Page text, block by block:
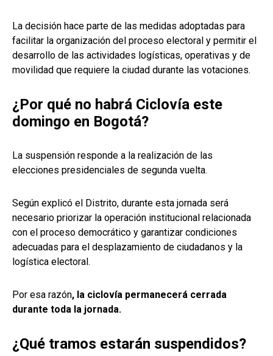
La decisión hace parte de las medidas adoptadas para
facilitar la organización del proceso electoral y permitir el
desarrollo de las actividades logísticas, operativas y de
movilidad que requiere la ciudad durante las votaciones.
¿Por qué no habrá Ciclovía este
domingo en Bogotá?
La suspensión responde a la realización de las
elecciones presidenciales de segunda vuelta.
Según explicó el Distrito, durante esta jornada será
necesario priorizar la operación institucional relacionada
con el proceso democrático y garantizar condiciones
adecuadas para el desplazamiento de ciudadanos y la
logística electoral.
Por esa razón, la ciclovía permanecerá cerrada
durante toda la jornada.
¿Qué tramos estarán suspendidos?